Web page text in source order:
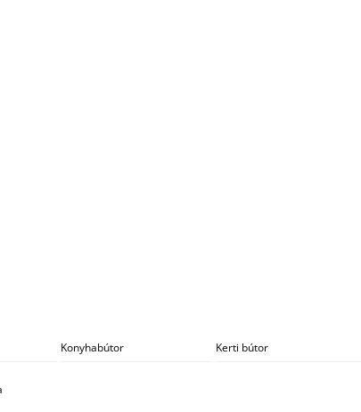
Konyhabútor Kerti bútor